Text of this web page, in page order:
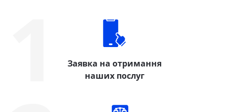
Заявка на отримання
наших послуг